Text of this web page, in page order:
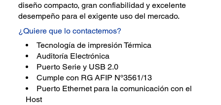
diseño compacto, gran confiabilidad y excelente
desempeño para el exigente uso del mercado.
¿Quiere que lo contactemos?
Tecnología de impresión Térmica
Auditoría Electrónica
Puerto Serie y USB 2.0
Cumple con RG AFIP Nº3561/13
Puerto Ethernet para la comunicación con el
Host